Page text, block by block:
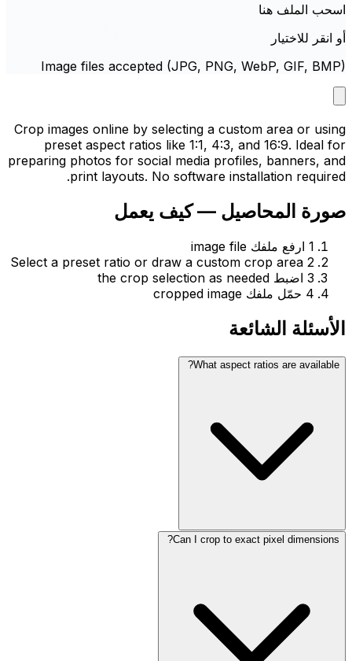
اسحب الملف هنا
أو انقر للاختيار
Image files accepted (JPG, PNG, WebP, GIF, BMP)
Crop images online by selecting a custom area or using
preset aspect ratios like 1:1, 4:3, and 16:9. Ideal for
preparing photos for social media profiles, banners, and
print layouts. No software installation required.
صورة المحاصيل — كيف يعمل
1 ارفع ملفك image file
2
Select a preset ratio or draw a custom crop area
3 اضبط the crop selection as needed
4 حمّل ملفك cropped image
الأسئلة الشائعة
What aspect ratios are available?
Can I crop to exact pixel dimensions?